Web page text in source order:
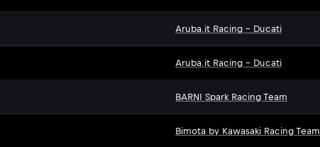
Aruba.it Racing - Ducati
Aruba.it Racing - Ducati
BARNI Spark Racing Team
Bimota by Kawasaki Racing Team